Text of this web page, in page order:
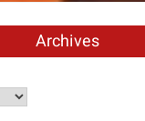
Archives